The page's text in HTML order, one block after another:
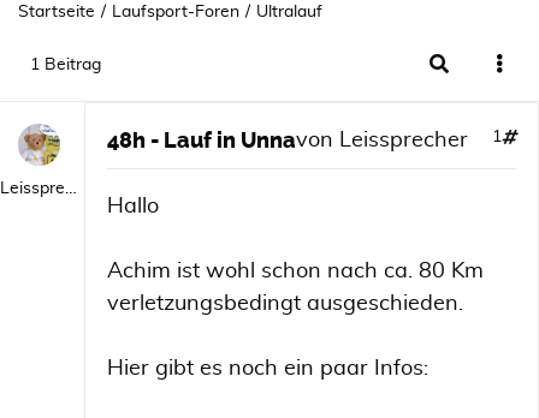
Startseite Laufsport-Foren Ultralauf
1 Beitrag
Leissprecher
48h - Lauf in Unna 1
von Leissprecher
Hallo
Achim ist wohl schon nach ca. 80 Km
verletzungsbedingt ausgeschieden.
Hier gibt es noch ein paar Infos: